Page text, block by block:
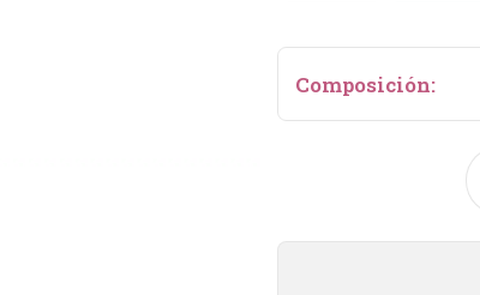
Composición: